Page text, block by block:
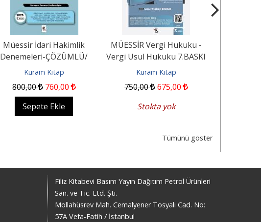
Müessir İdari Hakimlik
Denemeleri-ÇÖZÜMLÜ/
2025 8.BASKI
Kuram Kitap
800,00 760,00
Sepete Ekle
MÜESSİR Vergi Hukuku -
Vergi Usul Hukuku 7.BASKI
Kuram Kitap
750,00 675,00
Stokta yok
Tümünü göster
Filiz Kitabevi Basım Yayın Dağıtım Petrol Ürünleri
San. ve Tic. Ltd. Şti.
Mollahüsrev Mah. Cemalyener Tosyalı Cad. No:
57A Vefa-Fatih / İstanbul